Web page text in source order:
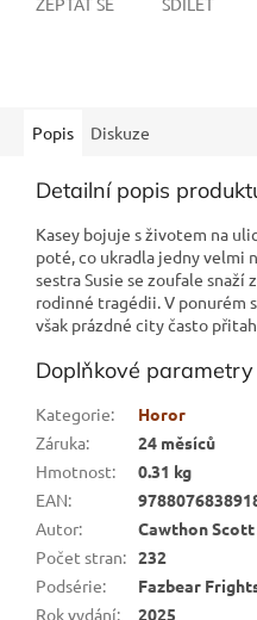
Popis Diskuze
Detailní popis
Kasey bojuje s životem na
poté, co ukradla jedny velmi
sestra Susie se zoufale
rodinné tragédii. V ponurém
však prázdné city často
Doplňkové parametry
Kategorie:
Horor
Záruka:
24 měsíců
Hmotnost:
0.31 kg
EAN:
Autor:
Cawthon Scott
Počet stran: 232
Podsérie:
Fazbear
Rok vydání:
2025